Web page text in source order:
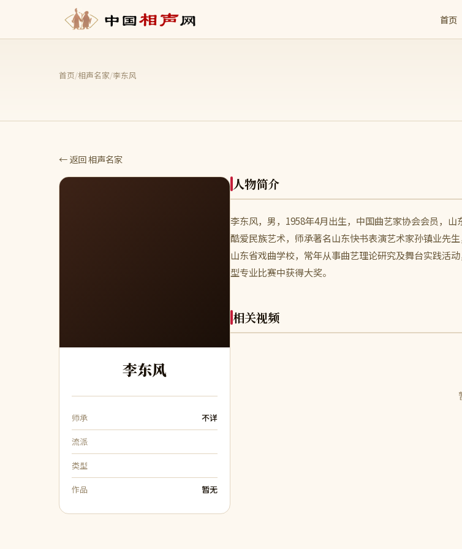
首页
首页/相声名家/李东风
← 返回 相声名家
李东风
师承 不详
流派
类型
作品 暂无
人物简介
李东风，男，1958年4月出生，中国曲艺家协会会员，
酷爱民族艺术，师承著名山东快书表演艺术家孙镇业先
山东省戏曲学校，常年从事曲艺理论研究及舞台实践
型专业比赛中获得大奖。
相关视频